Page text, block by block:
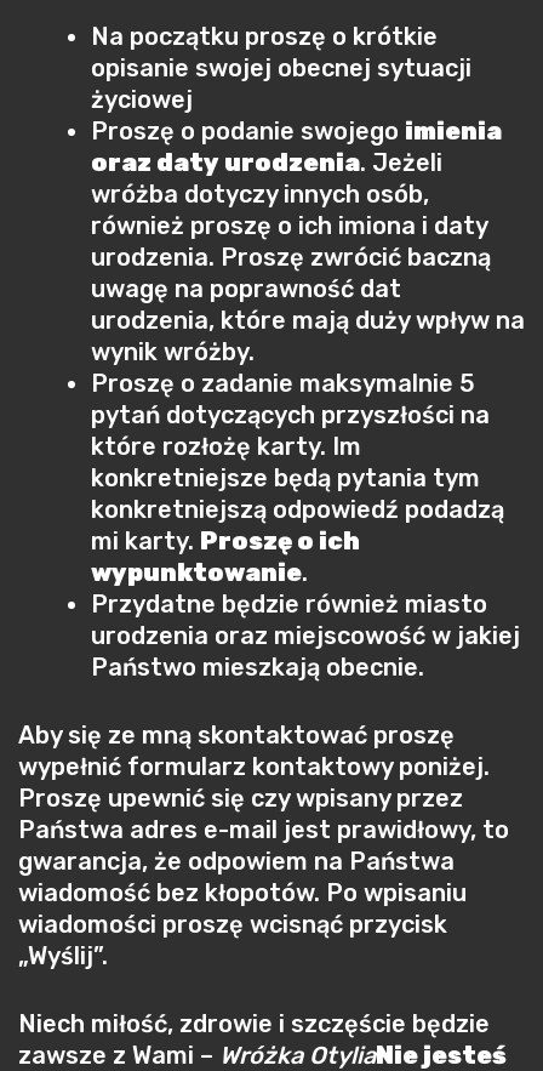
Na początku proszę o krótkie
opisanie swojej obecnej sytuacji
życiowej
Proszę o podanie swojego imienia
oraz daty urodzenia. Jeżeli
wróżba dotyczy innych osób,
również proszę o ich imiona i daty
urodzenia. Proszę zwrócić baczną
uwagę na poprawność dat
urodzenia, które mają duży wpływ na
wynik wróżby.
Proszę o zadanie maksymalnie 5
pytań dotyczących przyszłości na
które rozłożę karty. Im
konkretniejsze będą pytania tym
konkretniejszą odpowiedź podadzą
mi karty. Proszę o ich
wypunktowanie.
Przydatne będzie również miasto
urodzenia oraz miejscowość w jakiej
Państwo mieszkają obecnie.
Aby się ze mną skontaktować proszę
wypełnić formularz kontaktowy poniżej.
Proszę upewnić się czy wpisany przez
Państwa adres e-mail jest prawidłowy, to
gwarancja, że odpowiem na Państwa
wiadomość bez kłopotów. Po wpisaniu
wiadomości proszę wcisnąć przycisk
„Wyślij”.
Niech miłość, zdrowie i szczęście będzie
zawsze z Wami – Wróżka OtyliaNie jesteś